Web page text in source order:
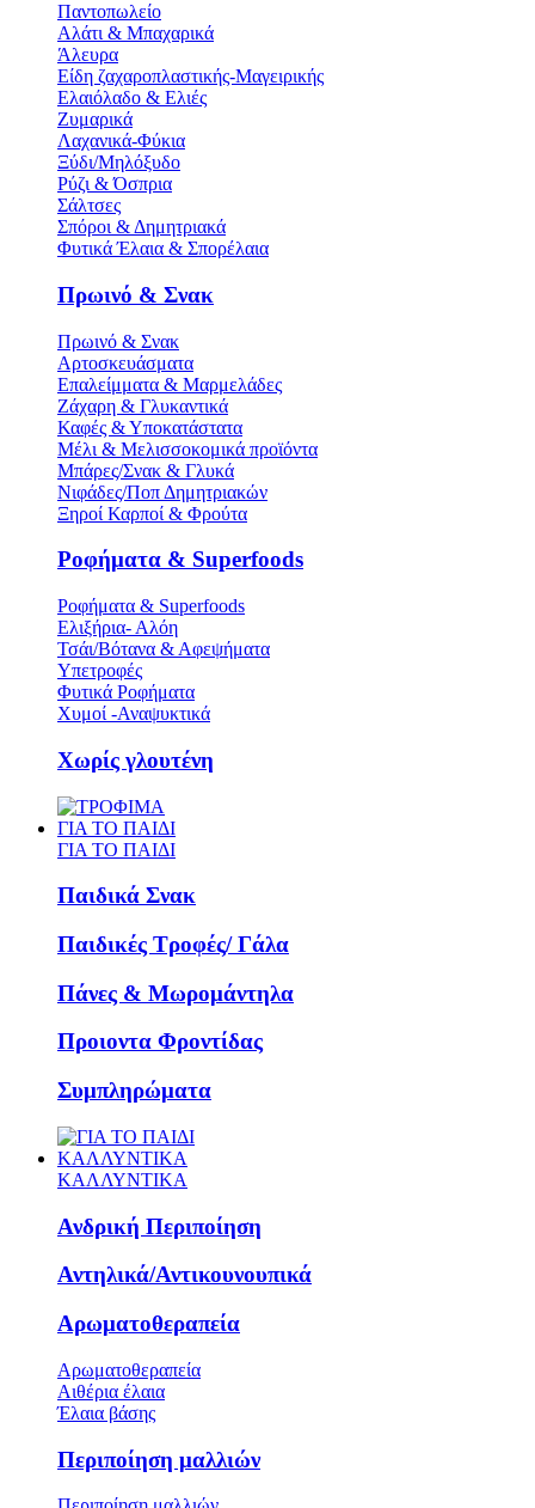
Παντοπωλείο
Αλάτι & Μπαχαρικά
Άλευρα
Είδη ζαχαροπλαστικής-Μαγειρικής
Ελαιόλαδο & Ελιές
Ζυμαρικά
Λαχανικά-Φύκια
Ξύδι/Μηλόξυδο
Ρύζι & Όσπρια
Σάλτσες
Σπόροι & Δημητριακά
Φυτικά Έλαια & Σπορέλαια
Πρωινό & Σνακ
Πρωινό & Σνακ
Αρτοσκευάσματα
Επαλείμματα & Μαρμελάδες
Ζάχαρη & Γλυκαντικά
Καφές & Υποκατάστατα
Μέλι & Μελισσοκομικά προϊόντα
Μπάρες/Σνακ & Γλυκά
Νιφάδες/Ποπ Δημητριακών
Ξηροί Καρποί & Φρούτα
Ροφήματα & Superfoods
Ροφήματα & Superfoods
Ελιξήρια- Αλόη
Τσάι/Βότανα & Αφεψήματα
Υπετροφές
Φυτικά Ροφήματα
Χυμοί -Αναψυκτικά
Χωρίς γλουτένη
ΓΙΑ ΤΟ ΠΑΙΔΙ
ΓΙΑ ΤΟ ΠΑΙΔΙ
Παιδικά Σνακ
Παιδικές Τροφές/ Γάλα
Πάνες & Μωρομάντηλα
Προιοντα Φροντίδας
Συμπληρώματα
ΚΑΛΛΥΝΤΙΚΑ
ΚΑΛΛΥΝΤΙΚΑ
Ανδρική Περιποίηση
Αντηλικά/Αντικουνουπικά
Αρωματοθεραπεία
Αρωματοθεραπεία
Αιθέρια έλαια
Έλαια βάσης
Περιποίηση μαλλιών